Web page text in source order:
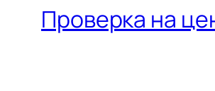
Проверка на